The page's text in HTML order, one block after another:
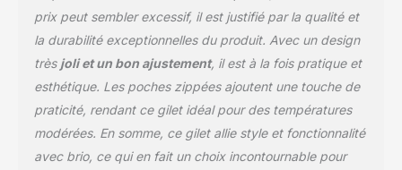
prix peut sembler excessif, il est justifié par la qualité et
la durabilité exceptionnelles du produit. Avec un design
très joli et un bon ajustement, il est à la fois pratique et
esthétique. Les poches zippées ajoutent une touche de
praticité, rendant ce gilet idéal pour des températures
modérées. En somme, ce gilet allie style et fonctionnalité
avec brio, ce qui en fait un choix incontournable pour